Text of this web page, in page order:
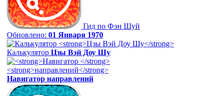
Гид по Фэн Шуй
Обновлено: 01 Января 1970
Калькулятор Цзы Вэй Доу Шу
Навигатор направлений